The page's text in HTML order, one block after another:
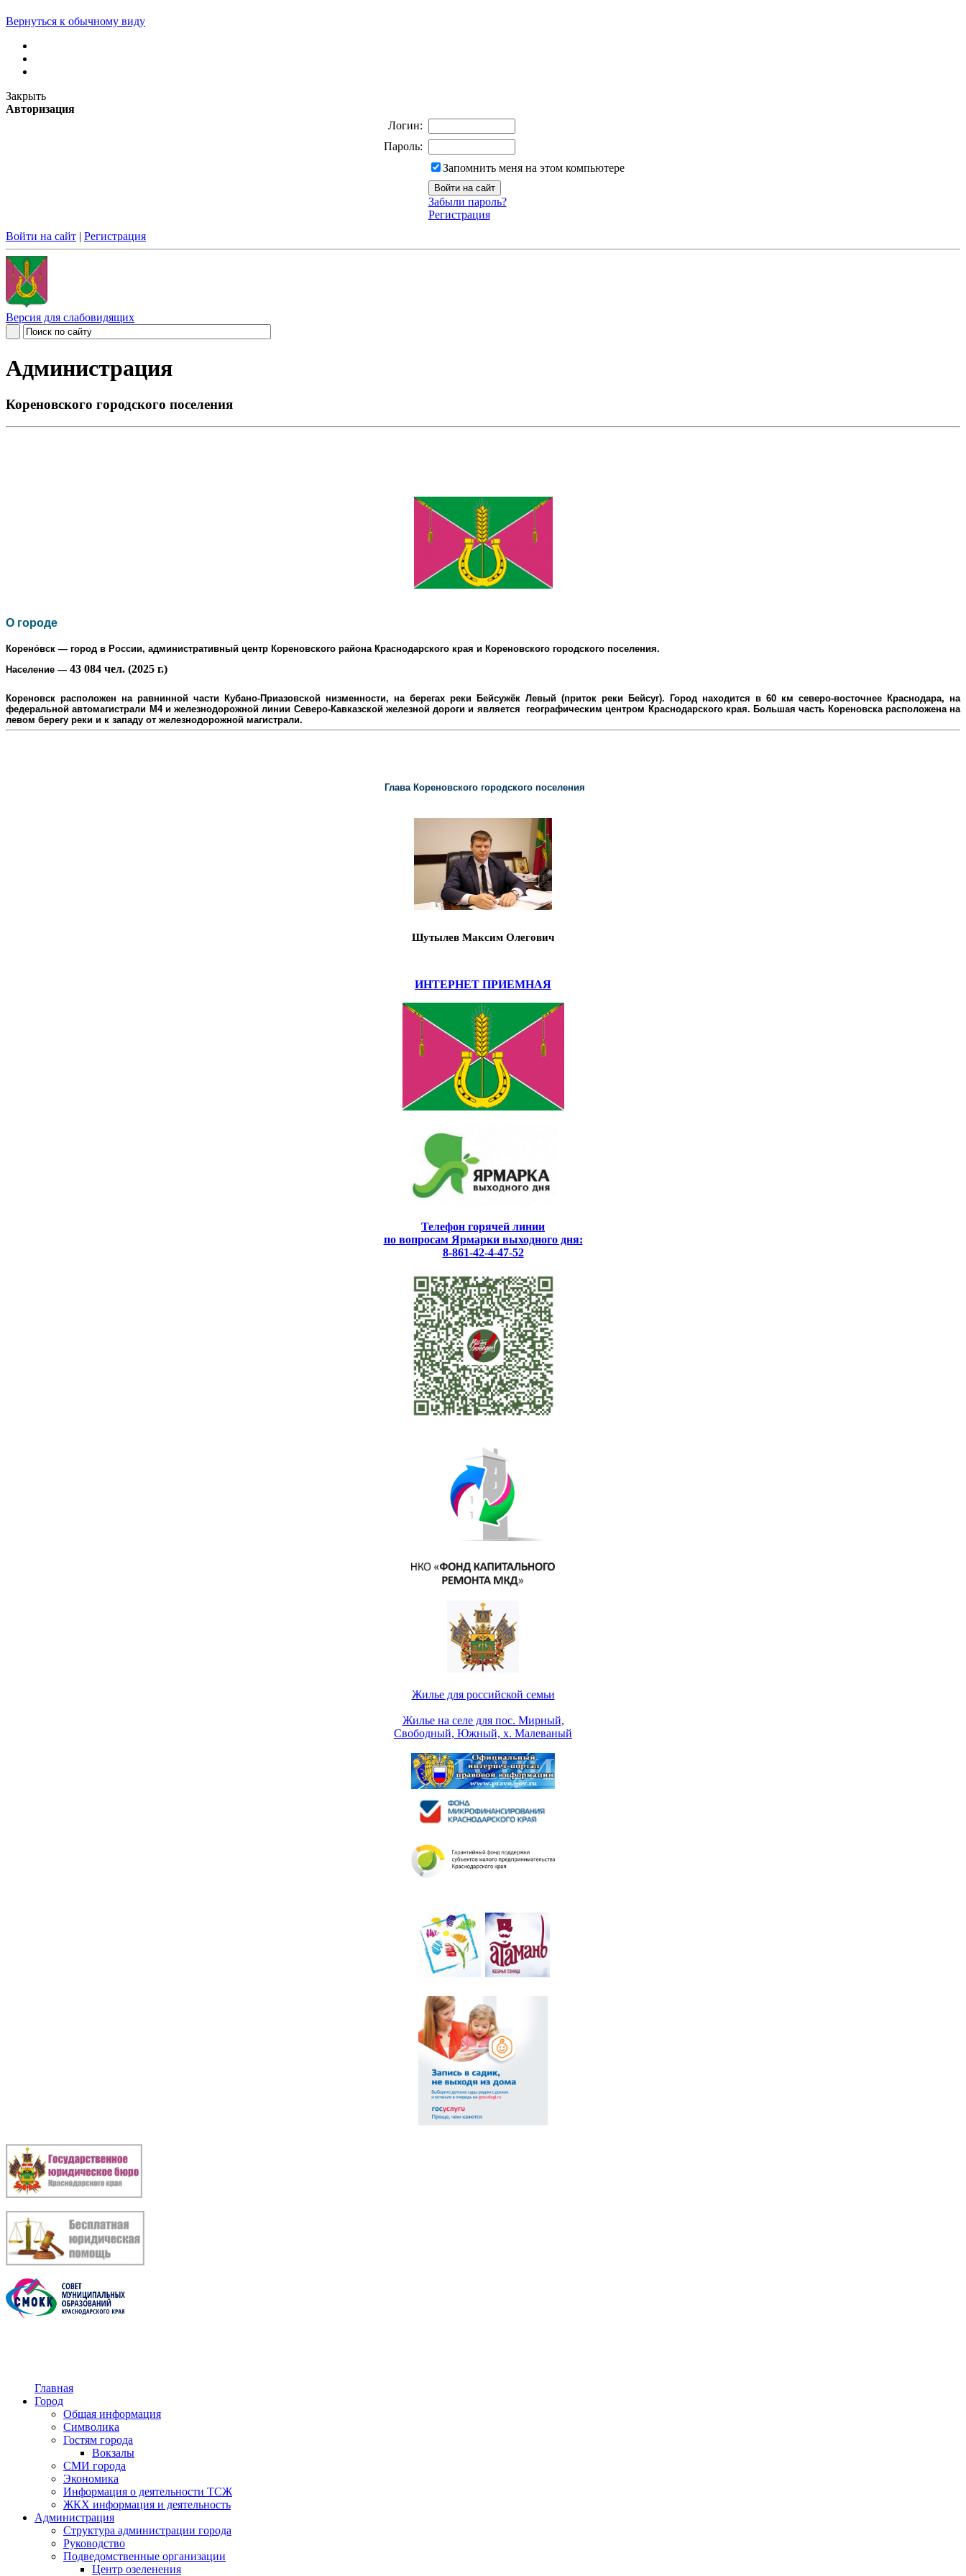
Вернуться к обычному виду
Закрыть
Авторизация
Логин:
Пароль:
Запомнить меня на этом компьютере
Забыли пароль?
Регистрация
Войти на сайт | Регистрация
Версия для слабовидящих
Администрация
Кореновского городского поселения
О городе
Корено́вск — город в России, административный центр Кореновского района Краснодарского края и Кореновского городского поселения.
Население — 43 084 чел. (2025 г.)
Кореновск расположен на равнинной части Кубано-Приазовской низменности, на берегах реки Бейсужёк Левый (приток реки Бейсуг). Город находится в 60 км северо-восточнее Краснодара, на
федеральной автомагистрали М4 и железнодорожной линии Северо-Кавказской железной дороги и является географическим центром Краснодарского края. Большая часть Кореновска расположена на
левом берегу реки и к западу от железнодорожной магистрали.
Глава Кореновского городского поселения
Шутылев Максим Олегович
ИНТЕРНЕТ ПРИЕМНАЯ
Телефон горячей линии
по вопросам Ярмарки выходного дня:
8-861-42-4-47-52
Жилье для российской семьи
Жилье на селе для пос. Мирный,
Свободный, Южный, х. Малеваный
Главная
Город
Общая информация
Символика
Гостям города
Вокзалы
СМИ города
Экономика
Информация о деятельности ТСЖ
ЖКХ информация и деятельность
Администрация
Структура администрации города
Руководство
Подведомственные организации
Центр озеленения